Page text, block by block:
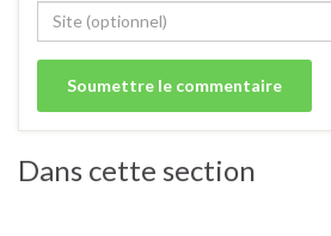
Dans cette section